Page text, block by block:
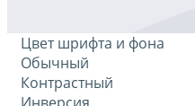
Цвет шрифта и фона
Обычный
Контрастный